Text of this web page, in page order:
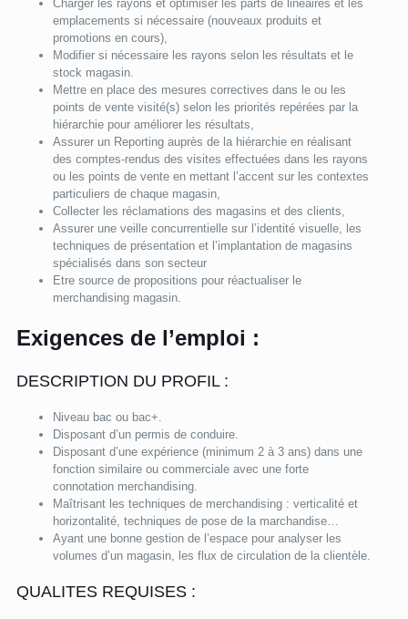
Charger les rayons et optimiser les parts de linéaires et les
emplacements si nécessaire (nouveaux produits et
promotions en cours),
Modifier si nécessaire les rayons selon les résultats et le
stock magasin.
Mettre en place des mesures correctives dans le ou les
points de vente visité(s) selon les priorités repérées par la
hiérarchie pour améliorer les résultats,
Assurer un Reporting auprès de la hiérarchie en réalisant
des comptes-rendus des visites effectuées dans les rayons
ou les points de vente en mettant l’accent sur les contextes
particuliers de chaque magasin,
Collecter les réclamations des magasins et des clients,
Assurer une veille concurrentielle sur l’identité visuelle, les
techniques de présentation et l’implantation de magasins
spécialisés dans son secteur
Etre source de propositions pour réactualiser le
merchandising magasin.
Exigences de l’emploi :
DESCRIPTION DU PROFIL :
Niveau bac ou bac+.
Disposant d’un permis de conduire.
Disposant d’une expérience (minimum 2 à 3 ans) dans une
fonction similaire ou commerciale avec une forte
connotation merchandising.
Maîtrisant les techniques de merchandising : verticalité et
horizontalité, techniques de pose de la marchandise…
Ayant une bonne gestion de l’espace pour analyser les
volumes d’un magasin, les flux de circulation de la clientèle.
QUALITES REQUISES :